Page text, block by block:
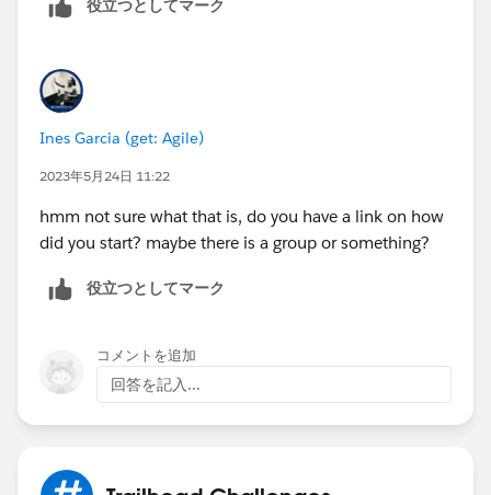
役立つとしてマーク
Ines Garcia (get: Agile)
2023年5月24日 11:22
hmm not sure what that is, do you have a link on how
did you start? maybe there is a group or something?
役立つとしてマーク
コメントを追加
回答を記入...